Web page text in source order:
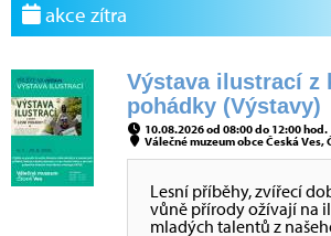
akce zítra
Výstava ilustrací z
pohádky (Výstavy)
10.08.2026 od 08:00 do 12:00 hod.
Válečné muzeum obce Česká Ves,
Lesní příběhy, zvířecí
vůně přírody ožívají na
mladých talentů z